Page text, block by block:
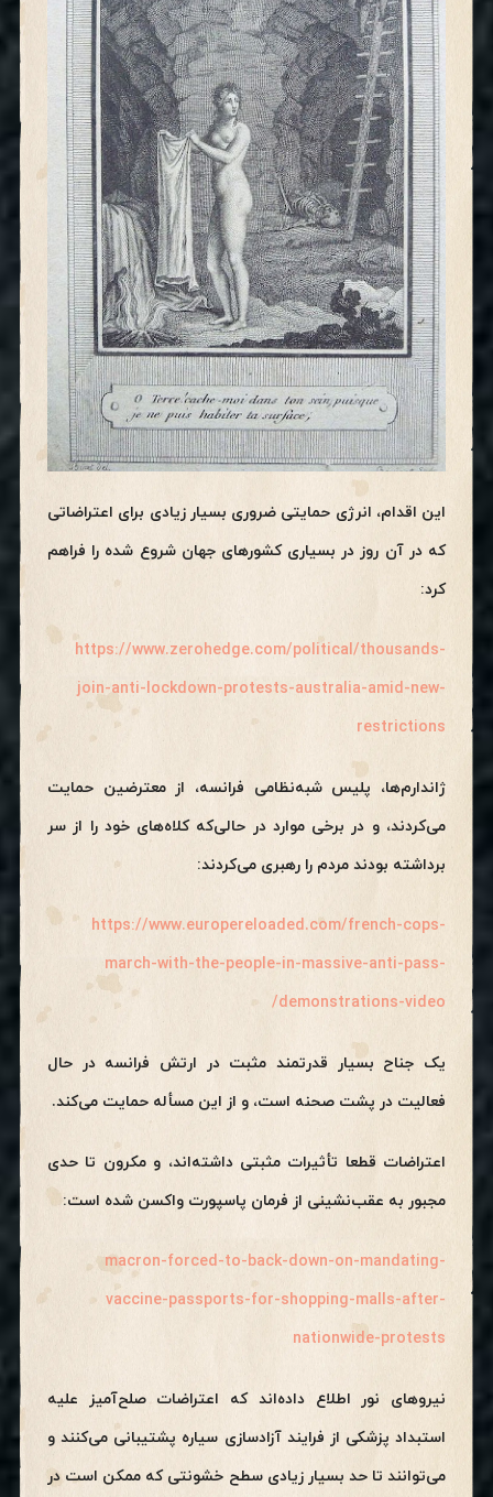
این اقدام، انرژی حمایتی ضروری بسیار زیادی برای اعتراضاتی
که در آن روز در بسیاری کشورهای جهان شروع شده را فراهم
کرد:
https://www.zerohedge.com/political/thousands-
join-anti-lockdown-protests-australia-amid-new-
restrictions
ژاندارم‌ها، پلیس شبه‌نظامی فرانسه، از معترضین حمایت
می‌کردند، و در برخی موارد در حالی‌که کلاه‌های خود را از سر
برداشته بودند مردم را رهبری می‌کردند:
https://www.europereloaded.com/french-cops-
march-with-the-people-in-massive-anti-pass-
demonstrations-video/
یک جناح بسیار قدرتمند مثبت در ارتش فرانسه در حال
فعالیت در پشت صحنه است، و از این مسأله حمایت می‌کند.
اعتراضات قطعا تأثیرات مثبتی داشته‌اند، و مکرون تا حدی
مجبور به عقب‌نشینی از فرمان پاسپورت واکسن شده است:
macron-forced-to-back-down-on-mandating-
vaccine-passports-for-shopping-malls-after-
nationwide-protests
نیروهای نور اطلاع داده‌اند که اعتراضات صلح‌آمیز علیه
استبداد پزشکی از فرایند آزادسازی سیاره پشتیبانی می‌کنند و
می‌توانند تا حد بسیار زیادی سطح خشونتی که ممکن است در